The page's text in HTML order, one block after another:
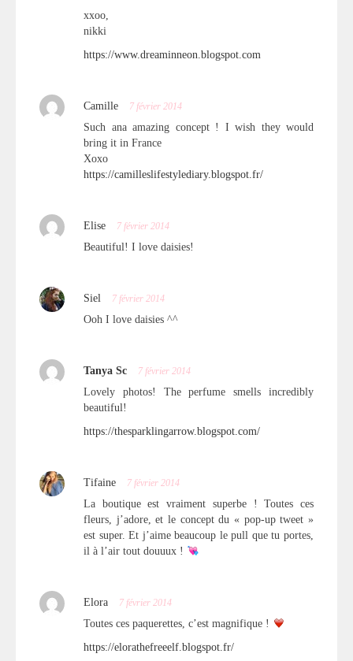
xxoo,
nikki
https://www.dreaminneon.blogspot.com
Camille 7 février 2014
Such ana amazing concept ! I wish they would
bring it in France
Xoxo
https://camilleslifestylediary.blogspot.fr/
Elise 7 février 2014
Beautiful! I love daisies!
Siel 7 février 2014
Ooh I love daisies ^^
Tanya Sc 7 février 2014
Lovely photos! The perfume smells incredibly
beautiful!
https://thesparklingarrow.blogspot.com/
Tifaine 7 février 2014
La boutique est vraiment superbe ! Toutes ces
fleurs, j’adore, et le concept du « pop-up tweet »
est super. Et j’aime beaucoup le pull que tu portes,
il à l’air tout douuux !
Elora 7 février 2014
Toutes ces paquerettes, c’est magnifique !
https://elorathefreeelf.blogspot.fr/